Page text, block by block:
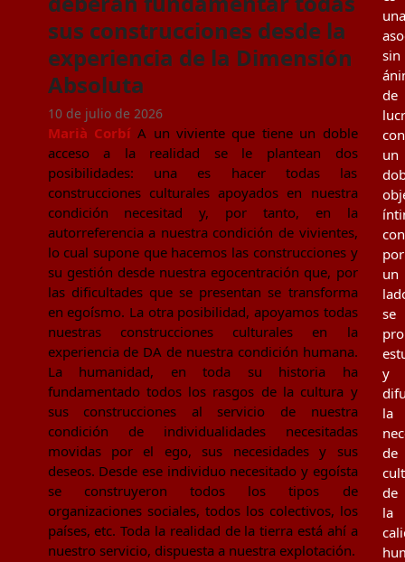
sus construcciones desde la
experiencia de la Dimensión
Absoluta
10 de julio de 2026
Marià CorbíA un viviente que tiene un doble
acceso a la realidad se le plantean dos
posibilidades: una es hacer todas las
construcciones culturales apoyados en nuestra
condición necesitad y, por tanto, en la
autorreferencia a nuestra condición de vivientes,
lo cual supone que hacemos las construcciones y
su gestión desde nuestra egocentración que, por
las dificultades que se presentan se transforma
en egoísmo. La otra posibilidad, apoyamos todas
nuestras construcciones culturales en la
experiencia de DA de nuestra condición humana.
La humanidad, en toda su historia ha
fundamentado todos los rasgos de la cultura y
sus construcciones al servicio de nuestra
condición de individualidades necesitadas
movidas por el ego, sus necesidades y sus
deseos. Desde ese individuo necesitado y egoísta
se construyeron todos los tipos de
organizaciones sociales, todos los colectivos, los
países, etc. Toda la realidad de la tierra está ahí a
nuestro servicio, dispuesta a nuestra explotación.
una
sin
de
con
un
por
un
se
y
la
de
de
la